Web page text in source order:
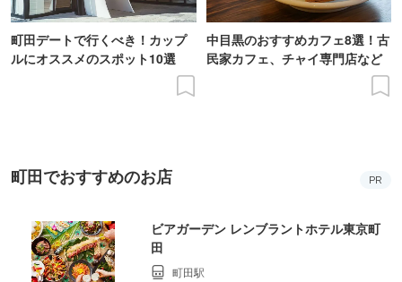
町田デートで行くべき！カップ
ルにオススメのスポット10選
中目黒のおすすめカフェ8選！古
民家カフェ、チャイ専門店など
町田でおすすめのお店 PR
ビアガーデン レンブラントホテル東京町
田
町田駅